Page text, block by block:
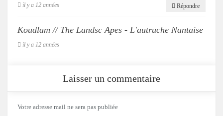
il y a 12 années Répondre
Koudlam // The Landsc Apes - L'autruche Nantaise
il y a 12 années
Laisser un commentaire
Votre adresse mail ne sera pas publiée